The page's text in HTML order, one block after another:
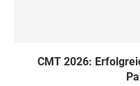
CMT 2026: